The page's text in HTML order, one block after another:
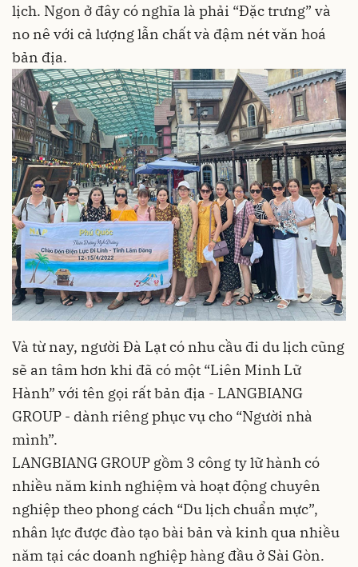
lịch. Ngon ở đây có nghĩa là phải “Đặc trưng” và
no nê với cả lượng lẫn chất và đậm nét văn hoá
bản địa.
Và từ nay, người Đà Lạt có nhu cầu đi du lịch cũng
sẽ an tâm hơn khi đã có một “Liên Minh Lữ
Hành” với tên gọi rất bản địa - LANGBIANG
GROUP - dành riêng phục vụ cho “Người nhà
mình”.
LANGBIANG GROUP gồm 3 công ty lữ hành có
nhiều năm kinh nghiệm và hoạt động chuyên
nghiệp theo phong cách “Du lịch chuẩn mực”,
nhân lực được đào tạo bài bản và kinh qua nhiều
năm tại các doanh nghiệp hàng đầu ở Sài Gòn.